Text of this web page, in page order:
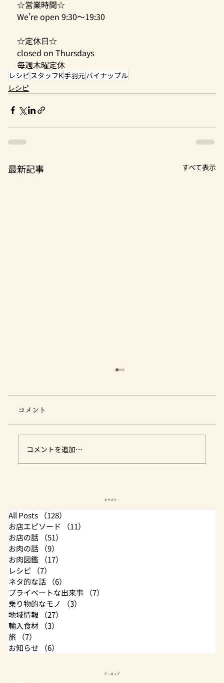
☆営業時間☆
We’re open 9:30～19:30
☆定休日☆
closed on Thursdays
毎週木曜定休
レシピ スタッフK手羽元パイナップル
レシピ
最新記事 すべて表示
コメント
コメントを追加…
カテゴリー
All Posts （128）
お店エピソード
（11）
お店の話
（51）
お肉の話
（9）
お肉図鑑
（17）
レシピ
（7）
ネタ的な話
（6）
プライベートな出来事
（7）
乗り物的なモノ
（3）
地域情報
（27）
輸入食材
（3）
旅
（7）
お知らせ
（6）
アーカイブ